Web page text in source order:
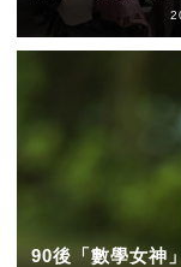
90後「數學女神